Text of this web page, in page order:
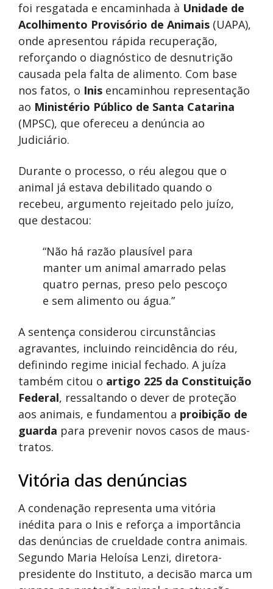
foi resgatada e encaminhada à Unidade de
Acolhimento Provisório de Animais (UAPA),
onde apresentou rápida recuperação,
reforçando o diagnóstico de desnutrição
causada pela falta de alimento. Com base
nos fatos, o Inis encaminhou representação
ao Ministério Público de Santa Catarina
(MPSC), que ofereceu a denúncia ao
Judiciário.
Durante o processo, o réu alegou que o
animal já estava debilitado quando o
recebeu, argumento rejeitado pelo juízo,
que destacou:
“Não há razão plausível para
manter um animal amarrado pelas
quatro pernas, preso pelo pescoço
e sem alimento ou água.”
A sentença considerou circunstâncias
agravantes, incluindo reincidência do réu,
definindo regime inicial fechado. A juíza
também citou o artigo 225 da Constituição
Federal, ressaltando o dever de proteção
aos animais, e fundamentou a proibição de
guarda para prevenir novos casos de maus-
tratos.
Vitória das denúncias
A condenação representa uma vitória
inédita para o Inis e reforça a importância
das denúncias de crueldade contra animais.
Segundo Maria Heloísa Lenzi, diretora-
presidente do Instituto, a decisão marca um